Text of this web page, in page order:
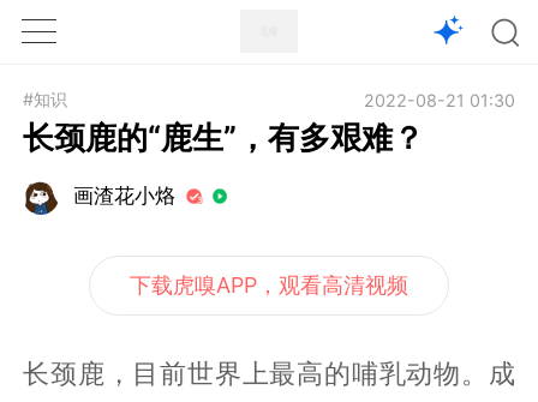
1X
#知识 2022-08-21 01:30
长颈鹿的“鹿生”，有多艰难？
画渣花小烙
下载虎嗅APP，观看高清视频
长颈鹿，目前世界上最高的哺乳动物。成